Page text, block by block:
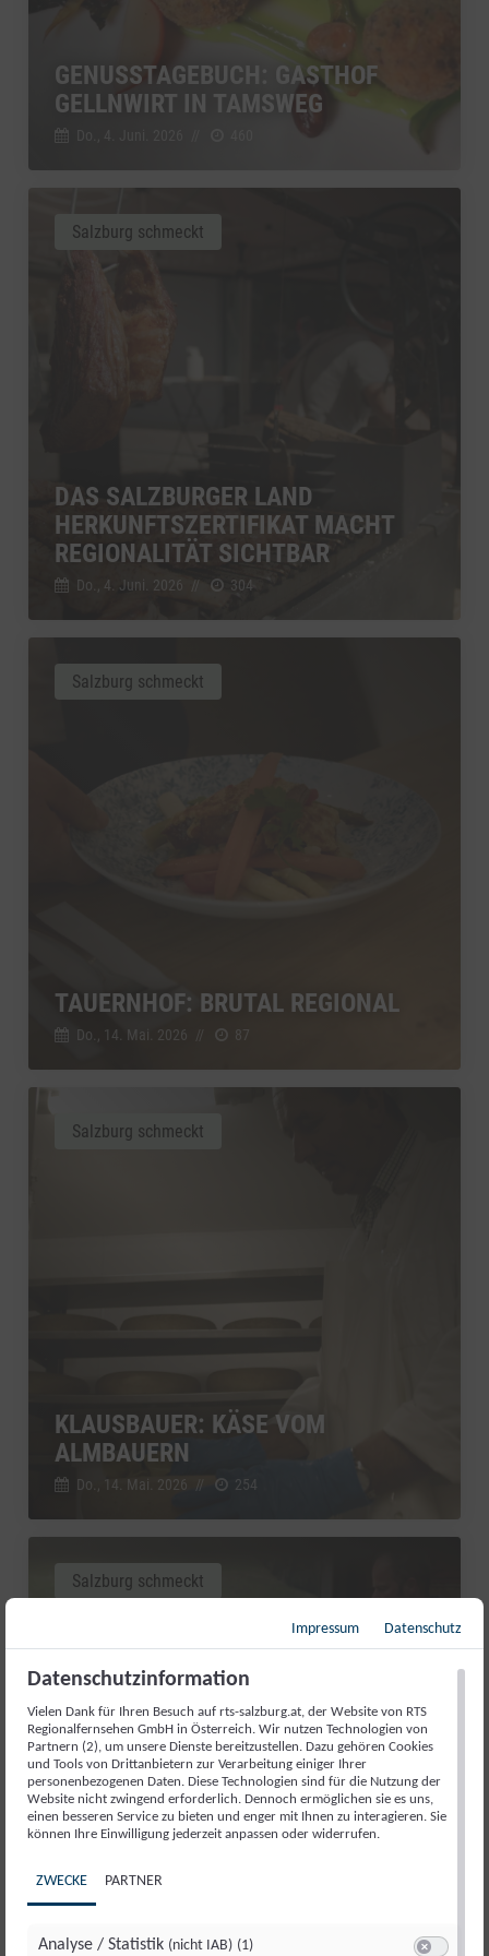
GENUSSTAGEBUCH: GASTHOF
GELLNWIRT IN TAMSWEG
DAS SALZBURGER LAND
HERKUNFTSZERTIFIKAT MACHT
REGIONALITÄT SICHTBAR
Do., 4. Juni. 2026 // 304
Salzburg schmeckt
TAUERNHOF: BRUTAL REGIONAL
Do., 14. Mai. 2026 // 87
Salzburg schmeckt
KLAUSBAUER: KÄSE VOM
ALMBAUERN
Do., 14. Mai. 2026 // 254
Salzburg schmeckt
INHÖGBAUER: QUALITÄT OHNE
UMWEGE
Do., 14. Mai. 2026
Salzburg schmeckt
Impressum Datenschutz
Datenschutzinformation
Vielen Dank für Ihren Besuch auf rts-salzburg.at, der Website von RTS
Regionalfernsehen GmbH in Österreich. Wir nutzen Technologien von
Partnern (2), um unsere Dienste bereitzustellen. Dazu gehören Cookies
und Tools von Drittanbietern zur Verarbeitung einiger Ihrer
personenbezogenen Daten. Diese Technologien sind für die Nutzung der
Website nicht zwingend erforderlich. Dennoch ermöglichen sie es uns,
einen besseren Service zu bieten und enger mit Ihnen zu interagieren. Sie
können Ihre Einwilligung jederzeit anpassen oder widerrufen.
ZWECKE PARTNER
Analyse / Statistik (nicht IAB) (1)